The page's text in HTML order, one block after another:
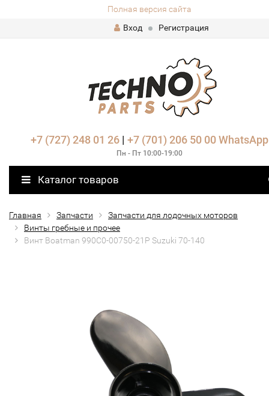
Полная версия сайта
Вход
Регистрация
+7 (727) 248 01 26| +7 (701) 206 50 00 WhatsApp
Пн - Пт 10:00-19:00
Каталог товаров
Главная Запчасти
Запчасти для лодочных моторов
Винты гребные и прочее
Винт Boatman 990C0-00750-21P Suzuki 70-140